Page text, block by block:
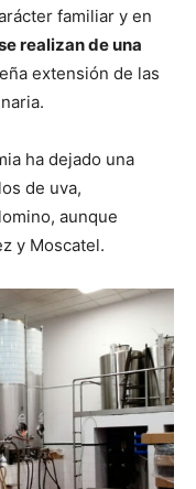
familiar y en
realizan de una
extensión de las
ha dejado una
de uva,
aunque
y Moscatel.